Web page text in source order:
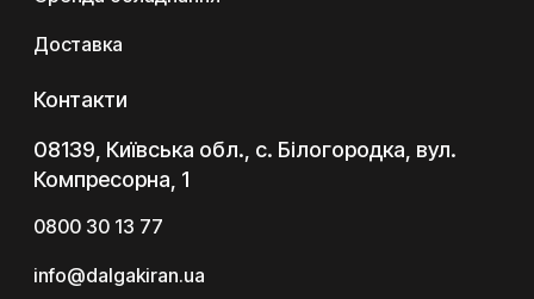
Доставка
Контакти
08139, Київська обл., с. Білогородка, вул.
Компресорна, 1
0800 30 13 77
info@dalgakiran.ua